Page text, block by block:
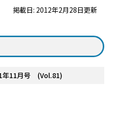
掲載日: 2012年2月28日更新
11月号 (Vol.81)